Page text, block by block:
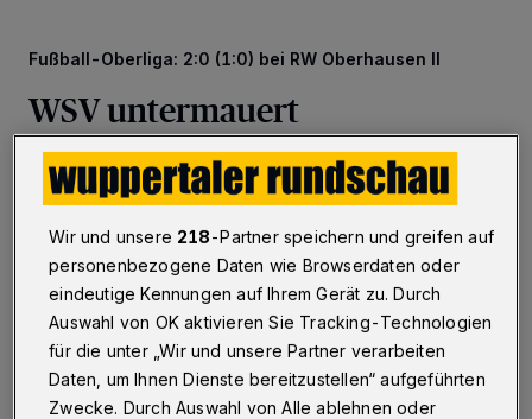
Fußball-Oberliga: 2:0 (1:0) bei RW Oberhausen II
WSV untermauert
Aufstiegsambitionen
Wuppertal / Oberhausen·Der Wuppertaler SV bleibt
auf Kurs Richtung Regionalliga. Gründonnerstag (24.
März 2016) setzte sich der Oberliga-Tabellenführer bei
RW Oberhausen II vor 1.172 Zuschauern mit 2:0 (1:0)
durch.
24.03.2016 , 20:23 Uhr Eine Minute Lesezeit
Wir und unsere 218-Partner speichern und greifen auf
personenbezogene Daten wie Browserdaten oder
eindeutige Kennungen auf Ihrem Gerät zu. Durch
Auswahl von OK aktivieren Sie Tracking-Technologien
für die unter „Wir und unsere Partner verarbeiten
Daten, um Ihnen Dienste bereitzustellen“ aufgeführten
Zwecke. Durch Auswahl von Alle ablehnen oder